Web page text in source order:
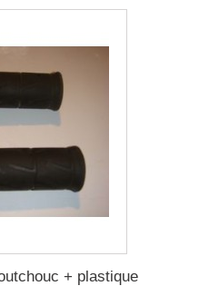
+ plastique